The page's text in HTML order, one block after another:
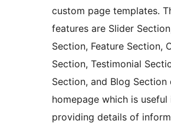
custom page templates.
features are Slider
Section, Feature Section,
Section, Testimonial
Section, and Blog Section
homepage which is useful
providing details of